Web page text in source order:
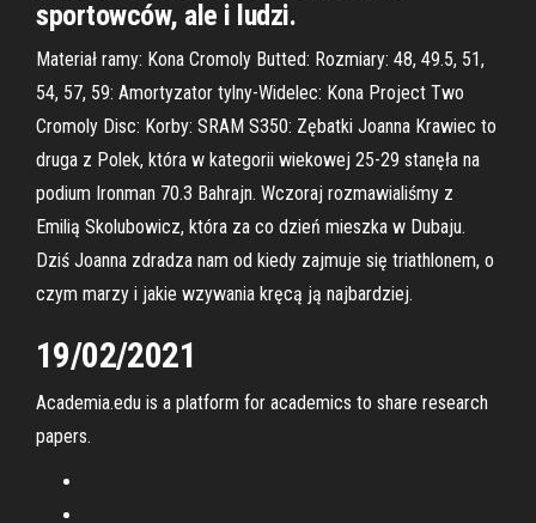
sportowców, ale i ludzi.
Materiał ramy: Kona Cromoly Butted: Rozmiary: 48, 49.5, 51,
54, 57, 59: Amortyzator tylny-Widelec: Kona Project Two
Cromoly Disc: Korby: SRAM S350: Zębatki Joanna Krawiec to
druga z Polek, która w kategorii wiekowej 25-29 stanęła na
podium Ironman 70.3 Bahrajn. Wczoraj rozmawialiśmy z
Emilią Skolubowicz, która za co dzień mieszka w Dubaju.
Dziś Joanna zdradza nam od kiedy zajmuje się triathlonem, o
czym marzy i jakie wzywania kręcą ją najbardziej.
19/02/2021
Academia.edu is a platform for academics to share research
papers.